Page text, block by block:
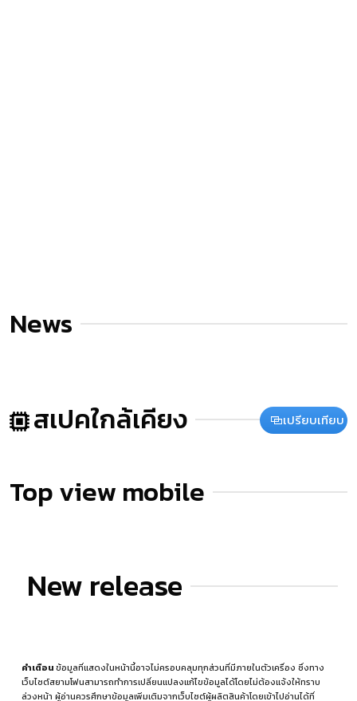
News
สเปคใกล้เคียง เปรียบเทียบ
Top view mobile
New release
คำเตือนข้อมูลที่แสดงในหน้านี้อาจไม่ครอบคลุมทุกส่วนที่มีภายในตัวเครื่อง ซึ่งทาง
เว็บไซต์สยามโฟนสามารถทำการเปลี่ยนแปลงแก้ไขข้อมูลได้โดยไม่ต้องแจ้งให้ทราบ
ล่วงหน้า ผู้อ่านควรศึกษาข้อมูลเพิ่มเติมจากเว็บไซต์ผู้ผลิตสินค้าโดยเข้าไปอ่านได้ที่